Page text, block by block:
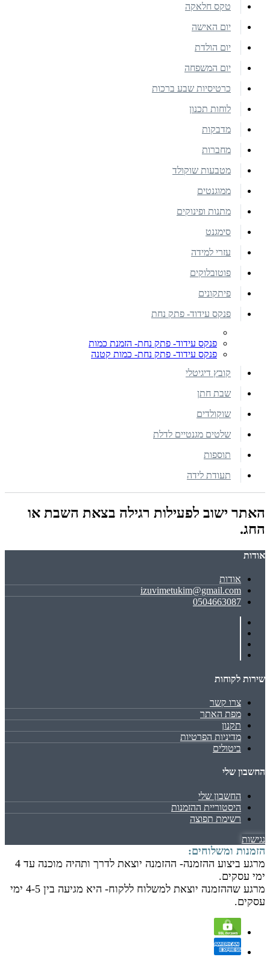
טקס חלאקה
יום האישה
יום הולדת
יום המשפחה
כרטיסיות שבע ברכות
לוחות תכנון
מדבקות
מחברות
מטבעות שוקולד
ממוגנטים
מתנות ופינוקים
סימגנט
עזרי למידה
פוטובלוקים
פיתקונים
פנקס עידוד- פתק נחת
פנקס עידוד- פתק נחת- הזמנת כמות
פנקס עידוד- פתק נחת- כמות קטנה
קובץ דיגיטלי
שבת חתן
שוקולדים
שלטים מגנטיים לדלת
תוספות
תעודת לידה
האתר ישוב לפעילות רגילה בצאת השבת או
החג.
אודות
אודות
izuvimetukim@gmail.com
0504663087
שירות לקוחות
צרו קשר
מפת האתר
תקנון
מדיניות הפרטיות
ביטולים
החשבון שלי
החשבון שלי
היסטוריית ההזמנות
רשימת תפוצה
נגישות
הזמנות ומשלוחים:
מרגע ביצוע ההזמנה- ההזמנה יוצאת לדרך ותהיה מוכנה עד 4
ימי עסקים.
מרגע שההזמנה יוצאת למשלוח ללקוח- היא מגיעה בין 4-5 ימי
עסקים.